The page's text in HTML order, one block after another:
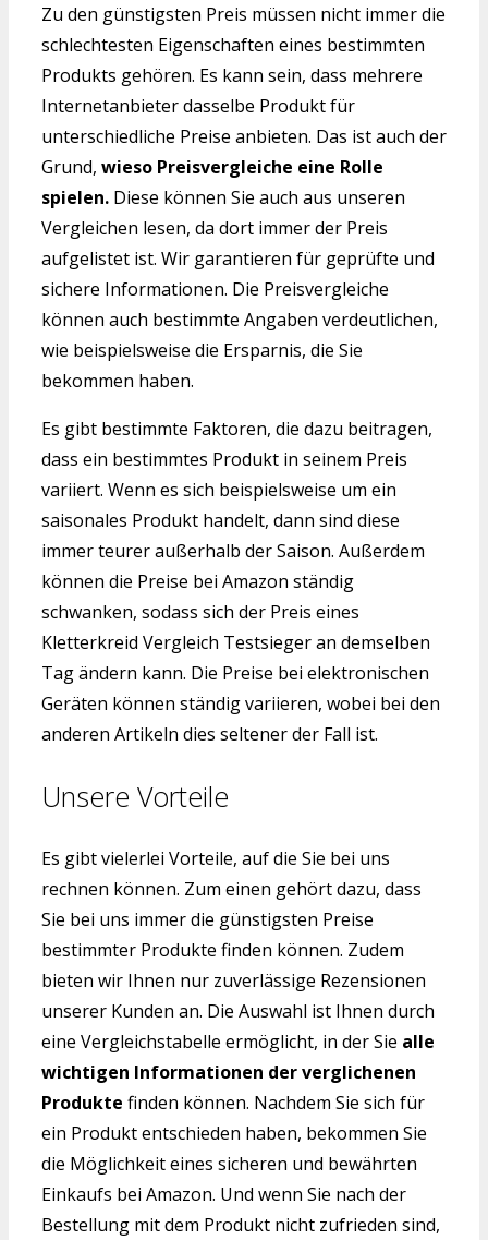
Zu den günstigsten Preis müssen nicht immer die
schlechtesten Eigenschaften eines bestimmten
Produkts gehören. Es kann sein, dass mehrere
Internetanbieter dasselbe Produkt für
unterschiedliche Preise anbieten. Das ist auch der
Grund, wieso Preisvergleiche eine Rolle
spielen. Diese können Sie auch aus unseren
Vergleichen lesen, da dort immer der Preis
aufgelistet ist. Wir garantieren für geprüfte und
sichere Informationen. Die Preisvergleiche
können auch bestimmte Angaben verdeutlichen,
wie beispielsweise die Ersparnis, die Sie
bekommen haben.
Es gibt bestimmte Faktoren, die dazu beitragen,
dass ein bestimmtes Produkt in seinem Preis
variiert. Wenn es sich beispielsweise um ein
saisonales Produkt handelt, dann sind diese
immer teurer außerhalb der Saison. Außerdem
können die Preise bei Amazon ständig
schwanken, sodass sich der Preis eines
Kletterkreid Vergleich Testsieger an demselben
Tag ändern kann. Die Preise bei elektronischen
Geräten können ständig variieren, wobei bei den
anderen Artikeln dies seltener der Fall ist.
Unsere Vorteile
Es gibt vielerlei Vorteile, auf die Sie bei uns
rechnen können. Zum einen gehört dazu, dass
Sie bei uns immer die günstigsten Preise
bestimmter Produkte finden können. Zudem
bieten wir Ihnen nur zuverlässige Rezensionen
unserer Kunden an. Die Auswahl ist Ihnen durch
eine Vergleichstabelle ermöglicht, in der Sie alle
wichtigen Informationen der verglichenen
Produkte finden können. Nachdem Sie sich für
ein Produkt entschieden haben, bekommen Sie
die Möglichkeit eines sicheren und bewährten
Einkaufs bei Amazon. Und wenn Sie nach der
Bestellung mit dem Produkt nicht zufrieden sind,